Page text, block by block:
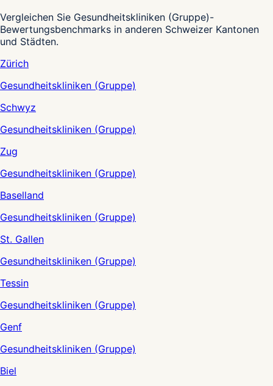
Vergleichen Sie Gesundheitskliniken (Gruppe)-
Bewertungsbenchmarks in anderen Schweizer Kantonen
und Städten.
Zürich
Gesundheitskliniken (Gruppe)
Schwyz
Gesundheitskliniken (Gruppe)
Zug
Gesundheitskliniken (Gruppe)
Baselland
Gesundheitskliniken (Gruppe)
St. Gallen
Gesundheitskliniken (Gruppe)
Tessin
Gesundheitskliniken (Gruppe)
Genf
Gesundheitskliniken (Gruppe)
Biel